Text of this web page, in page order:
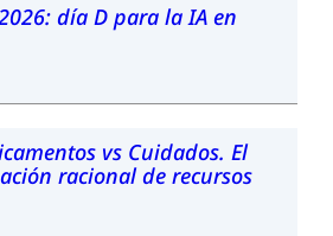
día D para la IA en
vs Cuidados. El
racional de recursos